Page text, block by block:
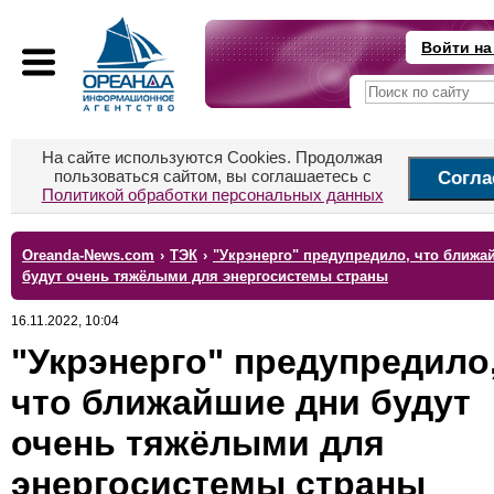
Войти
На сайте используются Cookies. Продолжая
пользоваться сайтом, вы соглашаетесь с
Политикой обработки персональных данных
Oreanda-News.com › ТЭК › "Укрэнерго" предупредило, что
будут очень тяжёлыми для энергосистемы страны
16.11.2022, 10:04
"Укрэнерго"
что ближайшие дни будут
очень тяжёлыми для
энергосистемы страны